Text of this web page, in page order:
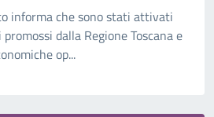
informa che sono stati attivati
dalla Regione Toscana e
op...